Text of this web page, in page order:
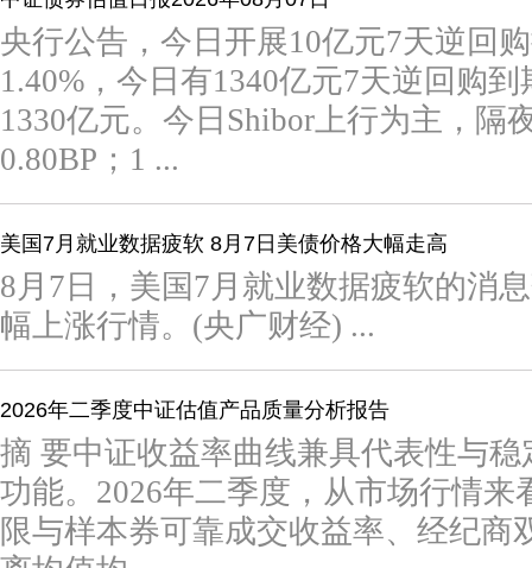
央行公告，今日开展10亿元7天逆回
1.40%，今日有1340亿元7天逆回购
1330亿元。今日Shibor上行为主，隔
0.80BP；1 ...
美国7月就业数据疲软 8月7日美债价格大幅走高
8月7日，美国7月就业数据疲软的消
幅上涨行情。(央广财经) ...
2026年二季度中证估值产品质量分析报告
摘 要中证收益率曲线兼具代表性与
功能。2026年二季度，从市场行情
限与样本券可靠成交收益率、经纪商